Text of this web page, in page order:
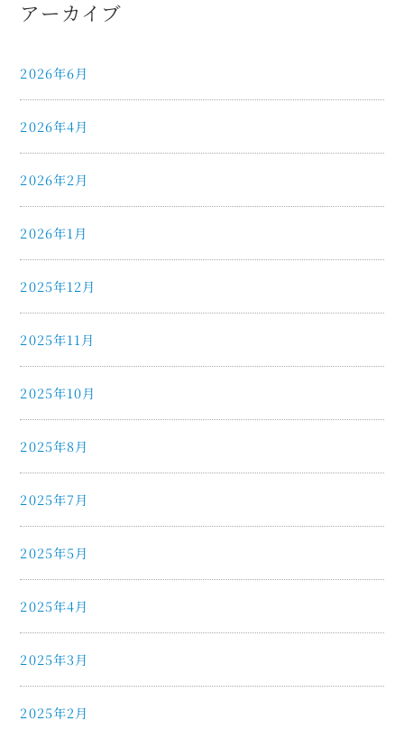
アーカイブ
2026年6月
2026年4月
2026年2月
2026年1月
2025年12月
2025年11月
2025年10月
2025年8月
2025年7月
2025年5月
2025年4月
2025年3月
2025年2月